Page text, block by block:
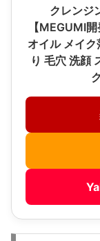
クレンジ
【MEGUMI
オイル メイ
り 毛穴 洗顔